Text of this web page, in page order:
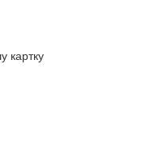
картку